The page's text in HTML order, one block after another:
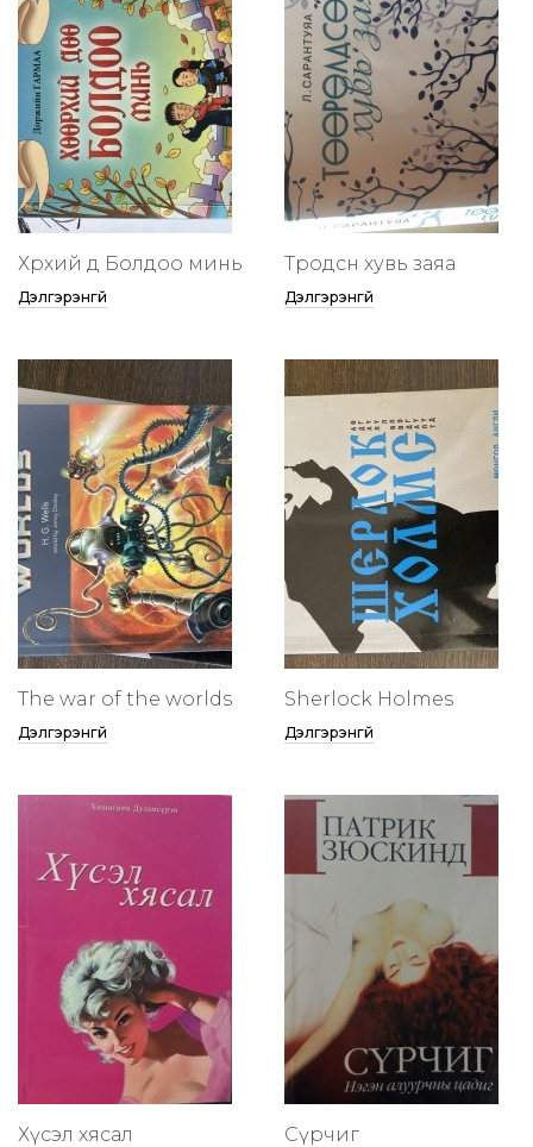
Хөөрхий дөө Болдоо минь
Дэлгэрэнгүй
Төөрөодсөн хувь заяа
Дэлгэрэнгүй
The war of the worlds
Дэлгэрэнгүй
Sherlock Holmes
Дэлгэрэнгүй
Хүсэл хясал Сүрчиг